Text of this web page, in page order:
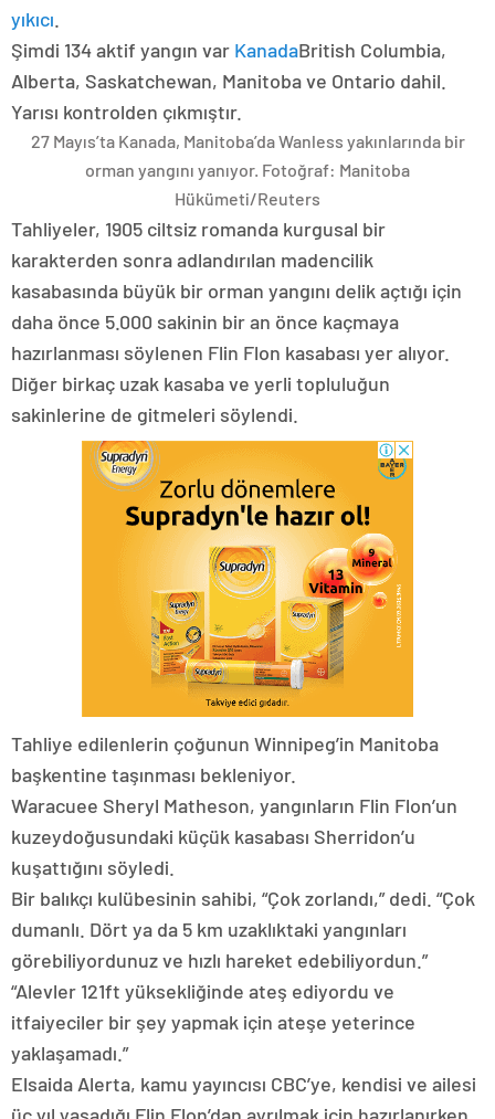
yıkıcı
Şimdi 134 aktif yangın var KanadaBritish Columbia,
Alberta, Saskatchewan, Manitoba ve Ontario dahil.
Yarısı kontrolden çıkmıştır.
27 Mayıs’ta Kanada, Manitoba’da Wanless yakınlarında bir
orman yangını yanıyor. Fotoğraf: Manitoba
Hükümeti/Reuters
Tahliyeler, 1905 ciltsiz romanda kurgusal bir
karakterden sonra adlandırılan madencilik
kasabasında büyük bir orman yangını delik açtığı için
daha önce 5.000 sakinin bir an önce kaçmaya
hazırlanması söylenen Flin Flon kasabası yer alıyor.
Diğer birkaç uzak kasaba ve yerli topluluğun
sakinlerine de gitmeleri söylendi.
Tahliye edilenlerin çoğunun Winnipeg’in Manitoba
başkentine taşınması bekleniyor.
Waracuee Sheryl Matheson, yangınların Flin Flon’un
kuzeydoğusundaki küçük kasabası Sherridon’u
kuşattığını söyledi.
Bir balıkçı kulübesinin sahibi, “Çok zorlandı,” dedi. “Çok
dumanlı. Dört ya da 5 km uzaklıktaki yangınları
görebiliyordunuz ve hızlı hareket edebiliyordun.”
“Alevler 121ft yüksekliğinde ateş ediyordu ve
itfaiyeciler bir şey yapmak için ateşe yeterince
yaklaşamadı.”
Elsaida Alerta, kamu yayıncısı CBC’ye, kendisi ve ailesi